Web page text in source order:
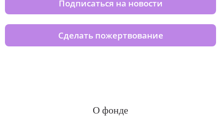
Подписаться на новости
Сделать пожертвование
О фонде